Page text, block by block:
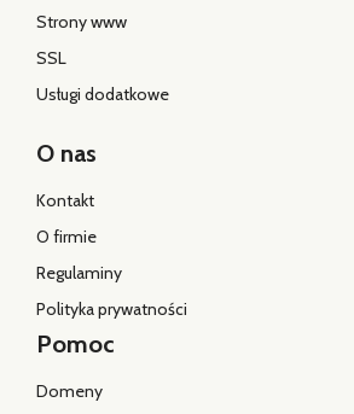
Strony www
SSL
Usługi dodatkowe
O nas
Kontakt
O firmie
Regulaminy
Polityka prywatności
Pomoc
Domeny